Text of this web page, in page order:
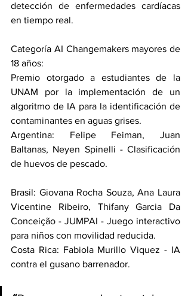
detección de enfermedades cardíacas
en tiempo real.
Categoría AI Changemakers mayores de
18 años:
Premio otorgado a estudiantes de la
UNAM por la implementación de un
algoritmo de IA para la identificación de
contaminantes en aguas grises.
Argentina: Felipe Feiman, Juan
Baltanas, Neyen Spinelli - Clasificación
de huevos de pescado.
Brasil: Giovana Rocha Souza, Ana Laura
Vicentine Ribeiro, Thifany Garcia Da
Conceição - JUMPAI - Juego interactivo
para niños con movilidad reducida.
Costa Rica: Fabiola Murillo Viquez - IA
contra el gusano barrenador.